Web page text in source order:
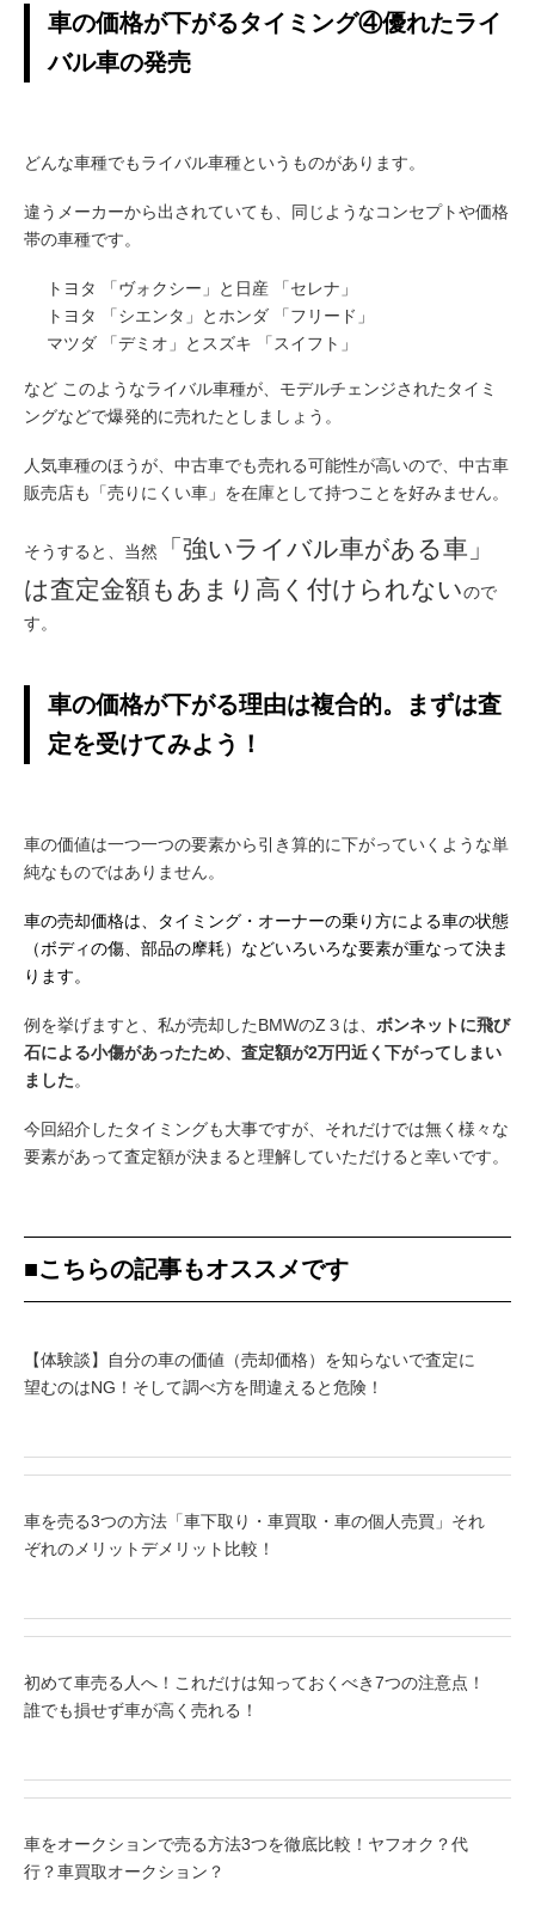
車の価格が下がるタイミング④優れたライ
バル車の発売
どんな車種でもライバル車種というものがあります。
違うメーカーから出されていても、同じようなコンセプトや価格
帯の車種です。
トヨタ 「ヴォクシー」と日産 「セレナ」
トヨタ 「シエンタ」とホンダ 「フリード」
マツダ 「デミオ」とスズキ 「スイフト」
など このようなライバル車種が、モデルチェンジされたタイミ
ングなどで爆発的に売れたとしましょう。
人気車種のほうが、中古車でも売れる可能性が高いので、 中古車
販売店も「売りにくい車」を在庫として持つことを好みません。
そうすると、当然
「強いライバル車がある車」
は査定金額もあまり高く付けられないので
す。
車の価格が下がる理由は複合的。まずは査
定を受けてみよう！
車の価値は一つ一つの要素から引き算的に下がっていくような単
純なものではありません。
車の売却価格は、タイミング・オーナーの乗り方による車の状態
（ボディの傷、部品の摩耗）などいろいろな要素が重なって決ま
ります。
例を挙げますと、私が売却したBMWのZ３は、 ボンネットに飛び
石による小傷があったため、査定額が2万円近く下がってしまい
ました。
今回紹介したタイミングも大事ですが、それだけでは無く様々な
要素があって査定額が決まると理解していただけると幸いです。
■こちらの記事もオススメです
【体験談】自分の車の価値（売却価格）を知らないで査定に
望むのはNG！そして調べ方を間違えると危険！
車を売る3つの方法「車下取り・車買取・車の個人売買」それ
ぞれのメリットデメリット比較！
初めて車売る人へ！これだけは知っておくべき7つの注意点！
誰でも損せず車が高く売れる！
車をオークションで売る方法3つを徹底比較！ヤフオク？代
行？車買取オークション？